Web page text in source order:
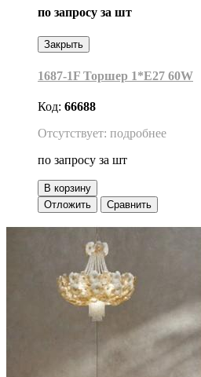
по запросу за шт
Закрыть
1687-1F Торшер 1*Е27 60W
Код: 66688
Отсутствует: подробнее
по запросу за шт
В корзину
Отложить
Сравнить